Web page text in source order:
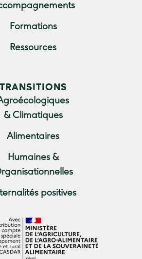
Formations
Ressources
TRANSITIONS
& Climatiques
Alimentaires
Humaines &
positives